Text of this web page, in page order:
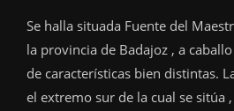
Se halla situada Fuente del
la provincia de Badajoz , a
de características bien distintas.
el extremo sur de la cual se sitúa